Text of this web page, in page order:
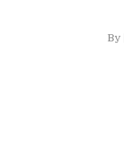
By